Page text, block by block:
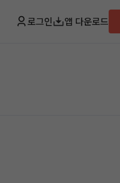
로그인 앱 다운로드